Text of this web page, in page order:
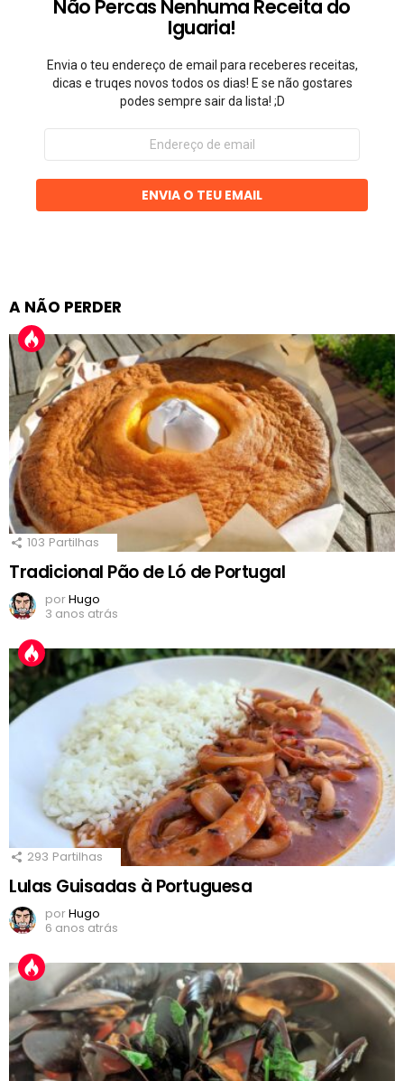
Não Percas Nenhuma Receita do
Iguaria!
Envia o teu endereço de email para receberes receitas,
dicas e truqes novos todos os dias! E se não gostares
podes sempre sair da lista! ;D
Endereço
email
ENVIA O TEU EMAIL
A NÃO PERDER
103 Partilhas
Tradicional Pão de Ló de Portugal
porHugo
3 anos atrás
293 Partilhas
Lulas Guisadas à Portuguesa
porHugo
6 anos atrás